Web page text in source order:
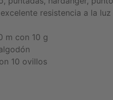
resistencia a la
m con 10 g
10 ovillos